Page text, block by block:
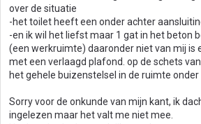
over de situatie
-het toilet heeft een onder achter
-en ik wil het liefst maar 1 gat in het beton
(een werkruimte) daaronder niet van mij is
met een verlaagd plafond. op de schets
het gehele buizenstelsel in de ruimte
Sorry voor de onkunde van mijn kant, ik
ingelezen maar het valt me niet mee.